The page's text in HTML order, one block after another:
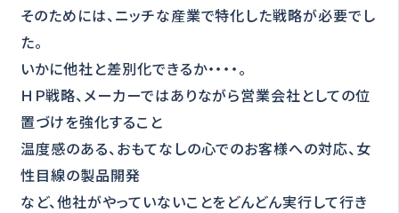
そのためには、ニッチな産業で特化した戦略が必要でし
た。
いかに他社と差別化できるか・・・・。
ＨＰ戦略、メーカーではありながら営業会社としての位
置づけを強化すること
温度感のある、おもてなしの心でのお客様への対応、女
性目線の製品開発
など、他社がやっていないことをどんどん実行して行き